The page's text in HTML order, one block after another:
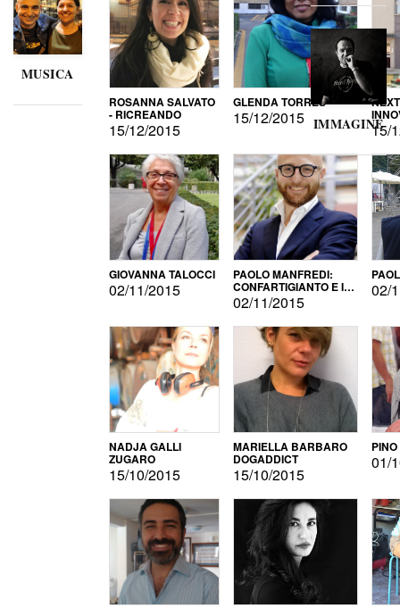
MUSICA
ROSANNA SALVATO
- RICREANDO
15/12/2015
GLENDA TORRES
15/12/2015
15/
GIOVANNA TALOCCI
02/11/2015
PAOLO MANFREDI:
CONFARTIGIANTO E IL
SONDAGGIO
02/11/2015
02/
NADJA GALLI
ZUGARO
15/10/2015
MARIELLA BARBARO
DOGADDICT
15/10/2015
01/
IMMAGINE